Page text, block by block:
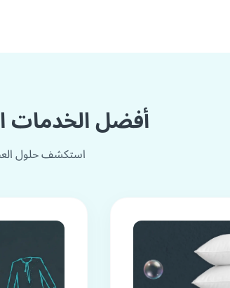
أفضل الخدمات
استكشف حلول